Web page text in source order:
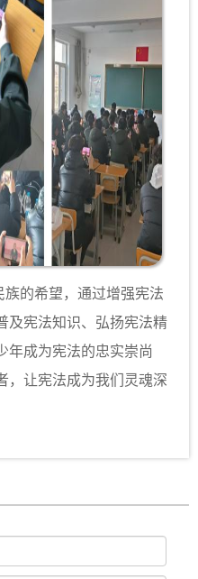
的希望，通过增强宪法
及宪法知识、弘扬宪法精
年成为宪法的忠实崇尚
，让宪法成为我们灵魂深